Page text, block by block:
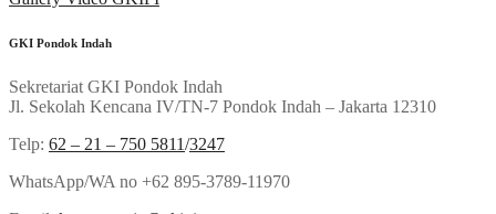
GKI Pondok Indah
Sekretariat GKI Pondok Indah
Jl. Sekolah Kencana IV/TN-7 Pondok Indah – Jakarta 12310
Telp: 62 – 21 – 750 5811/3247
WhatsApp/WA no +62 895-3789-11970